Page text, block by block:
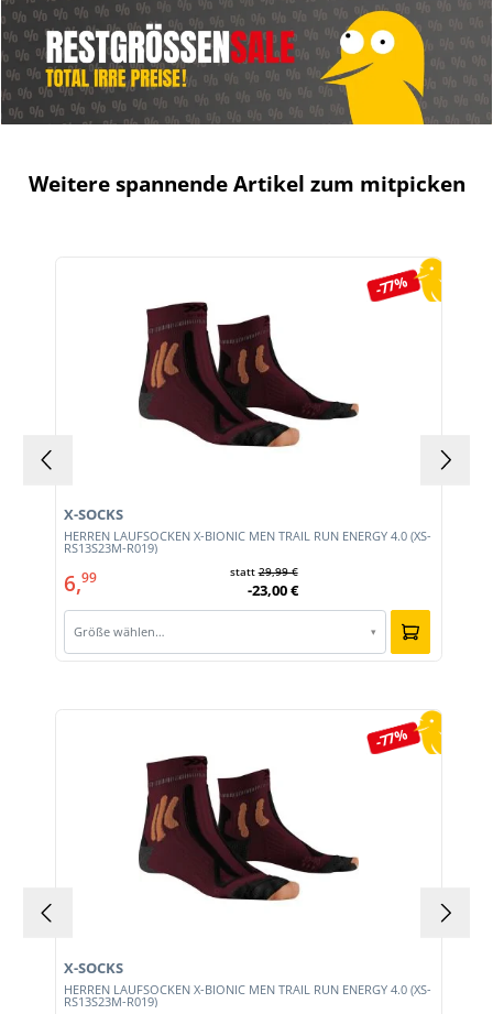
Weitere spannende Artikel zum mitpicken
-77%
HERREN LAUFSOCKEN X-BIONIC MEN TRAIL RUN ENERGY 4.0 (XS-
RS13S23M-R019)
X-SOCKS
6,99 statt29,99 €
-23,00 €
Größe wählen… ▾
-77%
HERREN LAUFSOCKEN X-BIONIC MEN TRAIL RUN ENERGY 4.0 (XS-
RS13S23M-R019)
X-SOCKS